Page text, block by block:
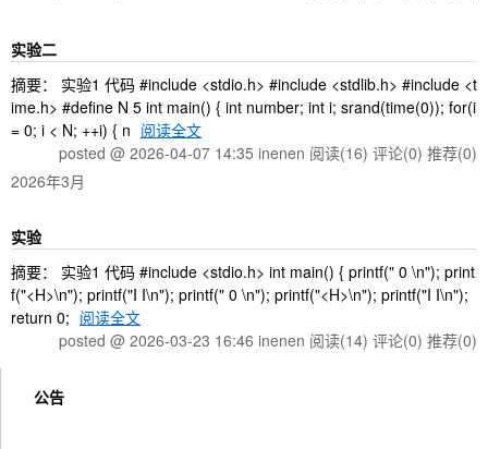
实验二
摘要： 实验1 代码 #include <stdio.h> #include <stdlib.h> #include <t
ime.h> #define N 5 int main() { int number; int i; srand(time(0)); for(i
= 0; i < N; ++i) { n 阅读全文
posted @ 2026-04-07 14:35 inenen 阅读(16) 评论(0) 推荐(0)
2026年3月
实验
摘要： 实验1 代码 #include <stdio.h> int main() { printf(" 0 \n"); print
f("<H>\n"); printf("I I\n"); printf(" 0 \n"); printf("<H>\n"); printf("I I\n");
return 0; 阅读全文
posted @ 2026-03-23 16:46 inenen 阅读(14) 评论(0) 推荐(0)
公告